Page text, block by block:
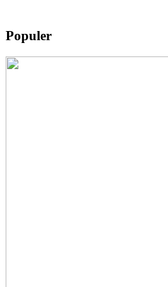
Populer